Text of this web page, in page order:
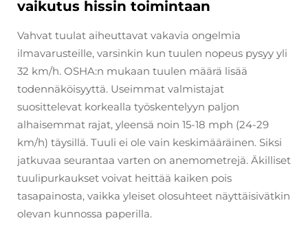
vaikutus hissin toimintaan
Vahvat tuulat aiheuttavat vakavia ongelmia
ilmavarusteille, varsinkin kun tuulen nopeus pysyy yli
32 km/h. OSHA:n mukaan tuulen määrä lisää
todennäköisyyttä. Useimmat valmistajat
suosittelevat korkealla työskentelyyn paljon
alhaisemmat rajat, yleensä noin 15-18 mph (24-29
km/h) täysillä. Tuuli ei ole vain keskimääräinen. Siksi
jatkuvaa seurantaa varten on anemometrejä. Äkilliset
tuulipurkaukset voivat heittää kaiken pois
tasapainosta, vaikka yleiset olosuhteet näyttäisivätkin
olevan kunnossa paperilla.